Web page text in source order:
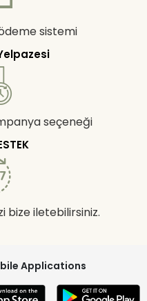
sistemi
seçeneği
bize iletebilirsiniz.
Applications